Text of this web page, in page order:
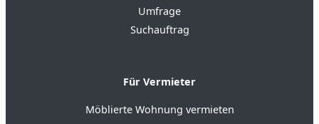
Umfrage
Suchauftrag
Für Vermieter
Möblierte Wohnung vermieten